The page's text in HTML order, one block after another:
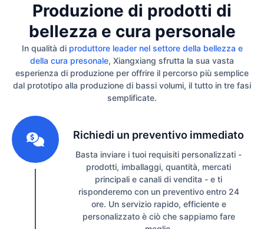
Produzione di prodotti di
bellezza e cura personale
In qualità di produttore leader nel settore della bellezza e
della cura presonale, Xiangxiang sfrutta la sua vasta
esperienza di produzione per offrire il percorso più semplice
dal prototipo alla produzione di bassi volumi, il tutto in tre fasi
semplificate.
Richiedi un preventivo immediato
Basta inviare i tuoi requisiti personalizzati -
prodotti, imballaggi, quantità, mercati
principali e canali di vendita - e ti
risponderemo con un preventivo entro 24
ore. Un servizio rapido, efficiente e
personalizzato è ciò che sappiamo fare